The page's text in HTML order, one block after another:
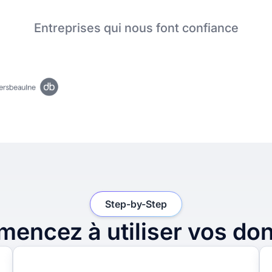
Entreprises qui nous font confiance
à utiliser vos
Step-by-Step